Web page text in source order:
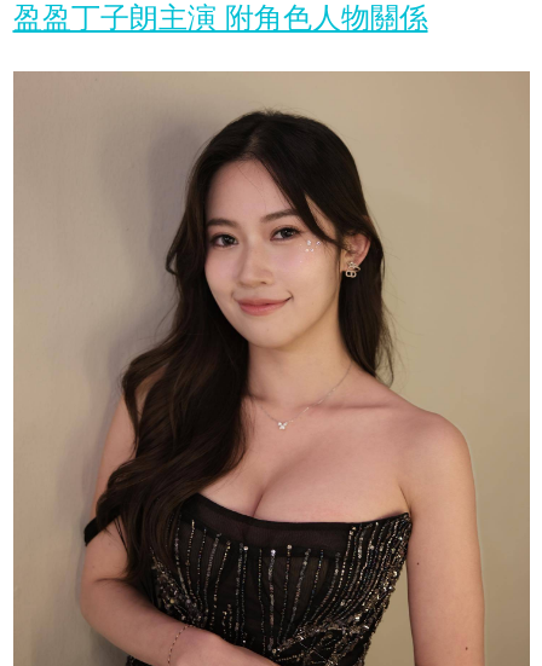
盈盈丁子朗主演 附角色人物關係